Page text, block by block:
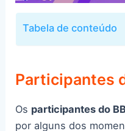
Tabela de conteúdo
Participantes
Os participantes do
por alguns dos